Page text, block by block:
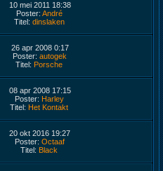
10 mei 2011 18:38
Poster: André
Titel: dinslaken
26 apr 2008 0:17
Poster: autogek
Titel: Porsche
08 apr 2008 17:15
Poster: Harley
Titel: Het Kontakt
20 okt 2016 19:27
Poster: Octaaf
Titel: Black